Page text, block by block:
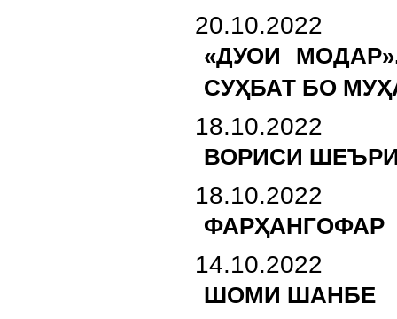
20.10.2022
«ДУОИ
СУҲБАТ БО
18.10.2022
ВОРИСИ
18.10.2022
ФАРҲАНГОФАР
14.10.2022
ШОМИ ШАНБЕ